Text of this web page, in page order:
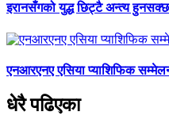
इरानसँगको युद्ध छिट्टै अन्त्य
एनआरएनए एसिया प्याशिफिक
धेरै पढिएका